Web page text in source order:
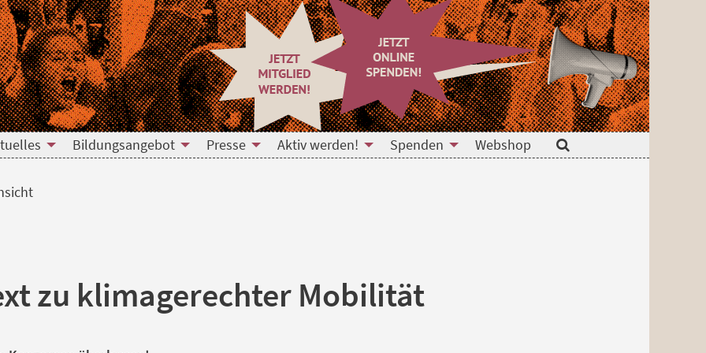
Bildungsangebot Presse Aktiv werden! Spenden Webshop
zu klimagerechter Mobilität